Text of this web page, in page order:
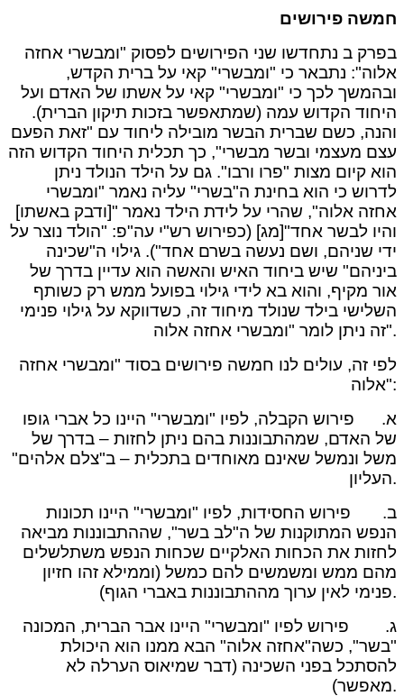
חמשה פירושים
בפרק ב נתחדשו שני הפירושים לפסוק "ומבשרי אחזה
אלוה": נתבאר כי "ומבשרי" קאי על ברית הקדש,
ובהמשך לכך כי "ומבשרי" קאי על אשתו של האדם ועל
היחוד הקדוש עמה (שמתאפשר בזכות תיקון הברית).
והנה, כשם שברית הבשר מובילה ליחוד עם "זאת הפעם
עצם מעצמי ובשר מבשרי", כך תכלית היחוד הקדוש הזה
הוא קיום מצות "פרו ורבו". גם על הילד הנולד ניתן
לדרוש כי הוא בחינת ה"בשרי" עליה נאמר "ומבשרי
אחזה אלוה", שהרי על לידת הילד נאמר "[ודבק באשתו]
והיו לבשר אחד"[מג] (כפירוש רש"י עה"פ: "הולד נוצר על
ידי שניהם, ושם נעשה בשרם אחד"). גילוי ה"שכינה
ביניהם" שיש ביחוד האיש והאשה הוא עדיין בדרך של
אור מקיף, והוא בא לידי גילוי בפועל ממש רק כשותף
השלישי בילד שנולד מיחוד זה, כשדווקא על גילוי פנימי
זה ניתן לומר "ומבשרי אחזה אלוה".
לפי זה, עולים לנו חמשה פירושים בסוד "ומבשרי אחזה
אלוה":
א. פירוש הקבלה, לפיו "ומבשרי" היינו כל אברי גופו
של האדם, שמהתבוננות בהם ניתן לחזות – בדרך של
משל ונמשל שאינם מאוחדים בתכלית – ב"צלם אלהים"
העליון.
ב. פירוש החסידות, לפיו "ומבשרי" היינו תכונות
הנפש המתוקנות של ה"לב בשר", שההתבוננות מביאה
לחזות את הכחות האלקיים שכחות הנפש משתלשלים
מהם ממש ומשמשים להם כמשל (וממילא זהו חזיון
פנימי לאין ערוך מההתבוננות באברי הגוף).
ג. פירוש לפיו "ומבשרי" היינו אבר הברית, המכונה
"בשר", כשה"אחזה אלוה" הבא ממנו הוא היכולת
להסתכל בפני השכינה (דבר שמיאוס הערלה לא
מאפשר).